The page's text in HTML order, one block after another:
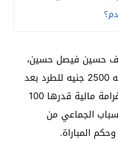
حسين فيصل حسين،
لاعب المصري مباراة واحدة مع تغريمه 2500 جنيه للطرد بعد
الحصول على إنذارين، كما تم توقيع غرامة مالية قدرها 100
الجماعي من
المباراة.